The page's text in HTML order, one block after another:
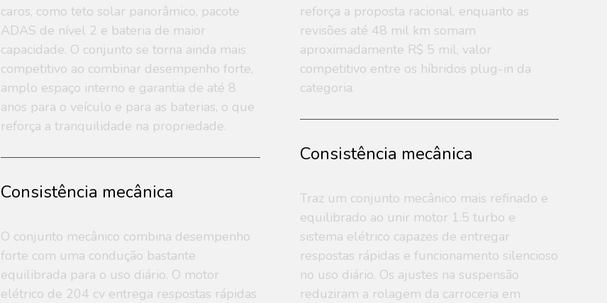
caros, como teto solar panorâmico, pacote
ADAS de nível 2 e bateria de maior
capacidade. O conjunto se torna ainda mais
competitivo ao combinar desempenho forte,
amplo espaço interno e garantia de até 8
anos para o veículo e para as baterias, o que
reforça a tranquilidade na propriedade.
Consistência mecânica
O conjunto mecânico combina desempenho
forte com uma condução bastante
equilibrada para o uso diário. O motor
elétrico de 204 cv entrega respostas rápidas
reforça a proposta racional, enquanto as
revisões até 48 mil km somam
aproximadamente R$ 5 mil, valor
competitivo entre os híbridos plug-in da
categoria.
Consistência mecânica
Traz um conjunto mecânico mais refinado e
equilibrado ao unir motor 1.5 turbo e
sistema elétrico capazes de entregar
respostas rápidas e funcionamento silencioso
no uso diário. Os ajustes na suspensão
reduziram a rolagem da carroceria em